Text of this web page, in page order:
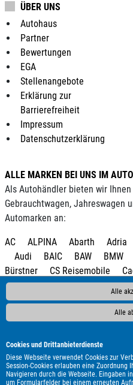
Alle
Alle
Cookies und Drittanbieterdienste
Diese Webseite verwendet Cookies zur
Session-Cookies erlauben eine
Navigieren durch die Webseite. Eingaben
um Formularfelder bei einem erneuten
ÜBER UNS
Autohaus
Partner
Bewertungen
EGA
Stellenangebote
Erklärung zur
Barrierefreiheit
Impressum
Datenschutzerklärung
ALLE MARKEN BEI UNS IM
Als Autohändler bieten wir
Gebrauchtwagen, Jahreswagen
Automarken an:
AC ALPINA Abarth Adria
Audi
BAIC BAW BMW
Bürstner
CS Reisemobile
Chausson
Chevrolet Citroën
DAF
DFM DFSK DS
HYMER / ERIBA / HYMERCAR
Honda
Hyundai Infiniti
Jaecoo
Jaguar Jeep KGM